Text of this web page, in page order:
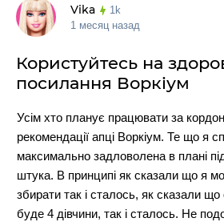
Vika
1k
1 месяц назад
Користуйтесь на
посилання Воркіум
Усім хто планує працювати за
рекомендації апці Воркіум. Те що я
максимально задловолена в плані
штука. В принципі як сказали що я
збирати так і сталось, як сказали що
буде 4 дівчини, так і сталось. Не